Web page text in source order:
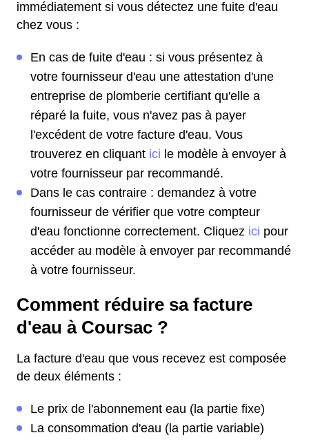
immédiatement si vous détectez une fuite d'eau
chez vous :
En cas de fuite d'eau : si vous présentez à
votre fournisseur d'eau une attestation d'une
entreprise de plomberie certifiant qu'elle a
réparé la fuite, vous n'avez pas à payer
l'excédent de votre facture d'eau. Vous
trouverez en cliquant ici le modèle à envoyer à
votre fournisseur par recommandé.
Dans le cas contraire : demandez à votre
fournisseur de vérifier que votre compteur
d'eau fonctionne correctement. Cliquez ici pour
accéder au modèle à envoyer par recommandé
à votre fournisseur.
Comment réduire sa facture
d'eau à Coursac ?
La facture d'eau que vous recevez est composée
de deux éléments :
Le prix de l'abonnement eau (la partie fixe)
La consommation d'eau (la partie variable)